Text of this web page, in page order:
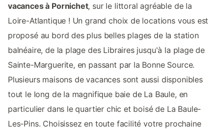
vacances à Pornichet, sur le littoral agréable de la
Loire-Atlantique ! Un grand choix de locations vous est
proposé au bord des plus belles plages de la station
balnéaire, de la plage des Libraires jusqu'à la plage de
Sainte-Marguerite, en passant par la Bonne Source.
Plusieurs maisons de vacances sont aussi disponibles
tout le long de la magnifique baie de La Baule, en
particulier dans le quartier chic et boisé de La Baule-
Les-Pins. Choisissez en toute facilité votre prochaine